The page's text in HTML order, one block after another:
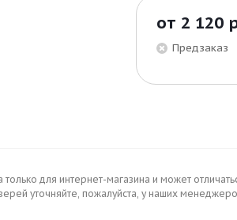
от 2 120
Предзаказ
только для интернет-магазина и может
уточняйте, пожалуйста, у наших